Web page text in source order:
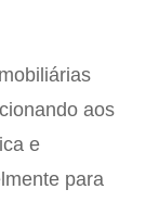
aos
e
para